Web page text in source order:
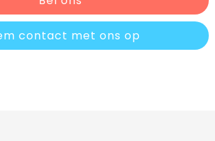
contact met ons op